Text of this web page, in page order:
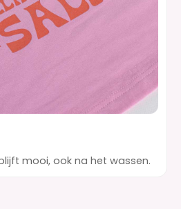
mooi, ook na het wassen.